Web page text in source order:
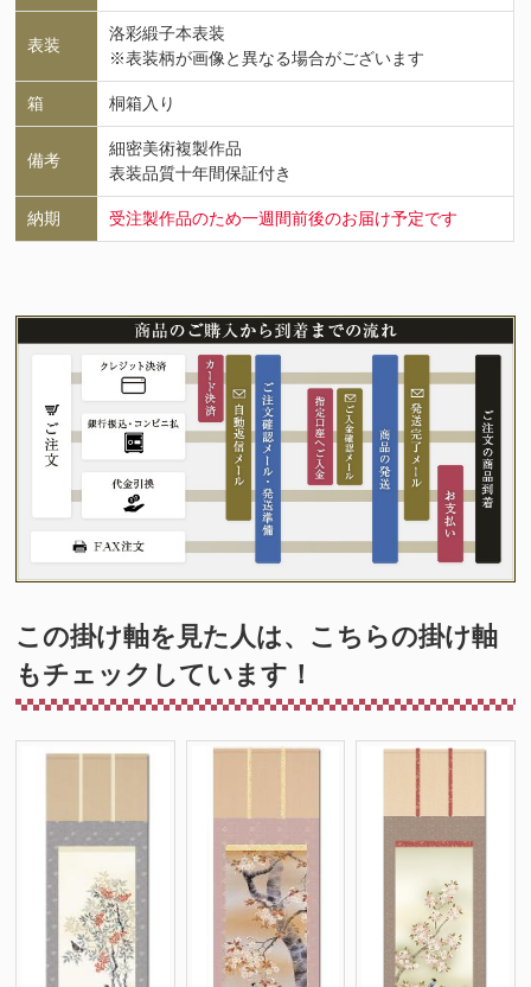
表装
洛彩緞子本表装
※表装柄が画像と異なる場合がございます
箱 桐箱入り
備考
細密美術複製作品
表装品質十年間保証付き
納期 受注製作品のため一週間前後のお届け予定です
この掛け軸を見た人は、こちらの掛け軸
もチェックしています！